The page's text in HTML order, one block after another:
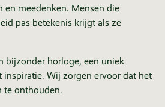
en meedenken. Mensen die
pas betekenis krijgt als ze
bijzonder horloge, een uniek
inspiratie. Wij zorgen ervoor dat het
te onthouden.